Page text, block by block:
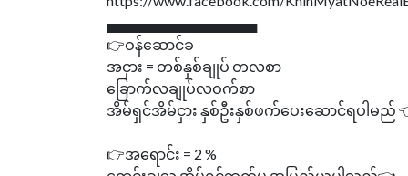
▄▄▄▄▄▄▄▄▄▄▄▄▄▄▄
👉ဝန်ဆောင်ခ
အငှား = တစ်နှစ်ချုပ် တလစာ
ခြောက်လချုပ်လဝက်စာ
အိမ်ရှင်အိမ်ငှား နှစ်ဦးနှစ်ဖက်ပေးဆောင်ရပါမည်
👉အရောင်း = 2 %